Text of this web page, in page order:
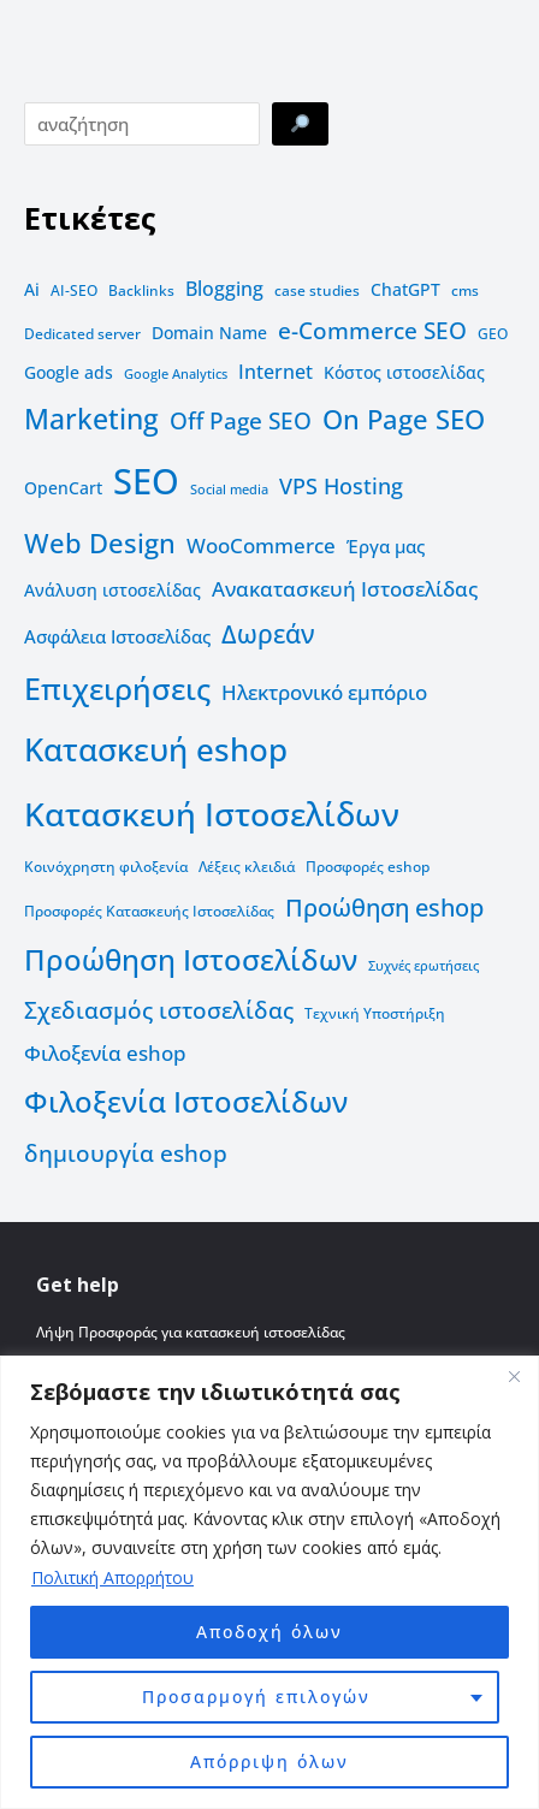
Σεβόμαστε την ιδιωτικότητά σας
Χρησιμοποιούμε cookies για να βελτιώσουμε την εμπειρία
περιήγησής σας, να προβάλλουμε εξατομικευμένες
διαφημίσεις ή περιεχόμενο και να αναλύουμε την
επισκεψιμότητά μας. Κάνοντας κλικ στην επιλογή «Αποδοχή
όλων», συναινείτε στη χρήση των cookies από εμάς.
Πολιτική Απορρήτου
Προσαρμογή επιλογών
Απόρριψη όλων
Αποδοχή όλων
Ετικέτες
Ai AI-SEO Backlinks Blogging case studies ChatGPT cms
Dedicated server Domain Name e-Commerce SEO GEO
Google ads Google Analytics Internet Kόστος ιστοσελίδας
Marketing Off Page SEO On Page SEO
OpenCart SEO Social media VPS Hosting
Web Design WooCommerce Έργα μας
Ανάλυση ιστοσελίδας Ανακατασκευή Ιστοσελίδας
Ασφάλεια Ιστοσελίδας Δωρεάν
Επιχειρήσεις Ηλεκτρονικό εμπόριο
Κατασκευή eshop
Κατασκευή Ιστοσελίδων
Κοινόχρηστη φιλοξενία Λέξεις κλειδιά Προσφορές eshop
Προσφορές Κατασκευής Ιστοσελίδας Προώθηση eshop
Προώθηση Ιστοσελίδων Συχνές ερωτήσεις
Σχεδιασμός ιστοσελίδας Τεχνική Υποστήριξη
Φιλοξενία eshop
Φιλοξενία Ιστοσελίδων
δημιουργία eshop
Get help
Λήψη Προσφοράς για κατασκευή ιστοσελίδας
Λήψη Προσφοράς για κατασκευή eshop
Ονόματα χώρου domain names
Φιλοξενία ιστοσελίδας – Υπολογιστής κόστους
Συχνές Ερωτήσεις
Υπηρεσίες
Τιμές, Κόστος, Πακέτα
Google ADS
Προφίλ